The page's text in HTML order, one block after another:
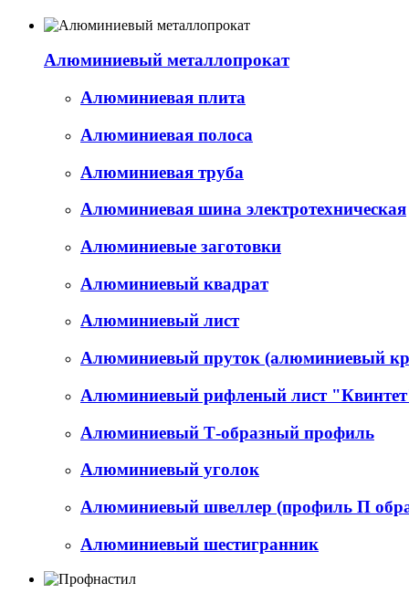
Алюминиевый металлопрокат
Алюминиевая плита
Алюминиевая полоса
Алюминиевая труба
Алюминиевая шина электротехническая
Алюминиевые заготовки
Алюминиевый квадрат
Алюминиевый лист
Алюминиевый пруток (алюминиевый
Алюминиевый рифленый лист
Алюминиевый Т-образный профиль
Алюминиевый уголок
Алюминиевый швеллер (профиль П
Алюминиевый шестигранник